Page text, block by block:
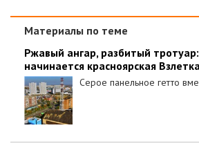
Материалы по теме
Ржавый ангар, разбитый тротуар:
начинается красноярская Взлетка
Серое панельное гетто